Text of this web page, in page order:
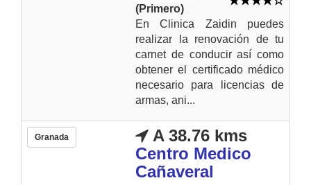
(Primero)
En Clinica Zaidin puedes
realizar la renovación de tu
carnet de conducir así como
obtener el certificado médico
necesario para licencias de
armas, ani...
Granada
A 38.76 kms
Centro Medico
Cañaveral